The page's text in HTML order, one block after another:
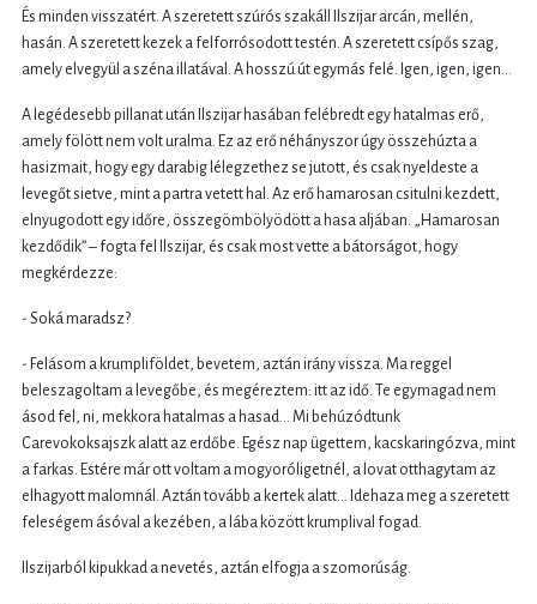
És minden visszatért. A szeretett szúrós szakáll Ilszijar arcán, mellén,
hasán. A szeretett kezek a felforrósodott testén. A szeretett csípős szag,
amely elvegyül a széna illatával. A hosszú út egymás felé. Igen, igen, igen…
A legédesebb pillanat után Ilszijar hasában felébredt egy hatalmas erő,
amely fölött nem volt uralma. Ez az erő néhányszor úgy összehúzta a
hasizmait, hogy egy darabig lélegzethez se jutott, és csak nyeldeste a
levegőt sietve, mint a partra vetett hal. Az erő hamarosan csitulni kezdett,
elnyugodott egy időre, összegömbölyödött a hasa aljában. „Hamarosan
kezdődik” – fogta fel Ilszijar, és csak most vette a bátorságot, hogy
megkérdezze:
- Soká maradsz?
- Felásom a krumpliföldet, bevetem, aztán irány vissza. Ma reggel
beleszagoltam a levegőbe, és megéreztem: itt az idő. Te egymagad nem
ásod fel, ni, mekkora hatalmas a hasad… Mi behúzódtunk
Carevokoksajszk alatt az erdőbe. Egész nap ügettem, kacskaringózva, mint
a farkas. Estére már ott voltam a mogyoróligetnél, a lovat otthagytam az
elhagyott malomnál. Aztán tovább a kertek alatt… Idehaza meg a szeretett
feleségem ásóval a kezében, a lába között krumplival fogad.
Ilszijarból kipukkad a nevetés, aztán elfogja a szomorúság.